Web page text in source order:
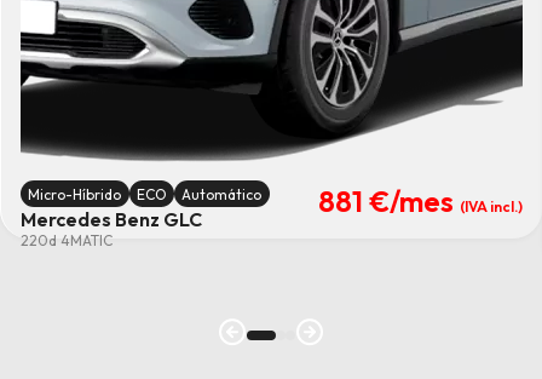
Mercedes Benz GLC
220d 4MATIC
881 €/mes (IVA incl.)
Micro-Híbrido ECO Automático